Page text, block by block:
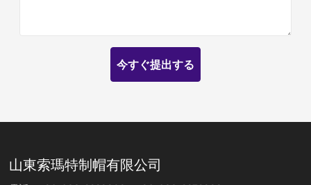
今すぐ提出する
山東索瑪特制帽有限公司